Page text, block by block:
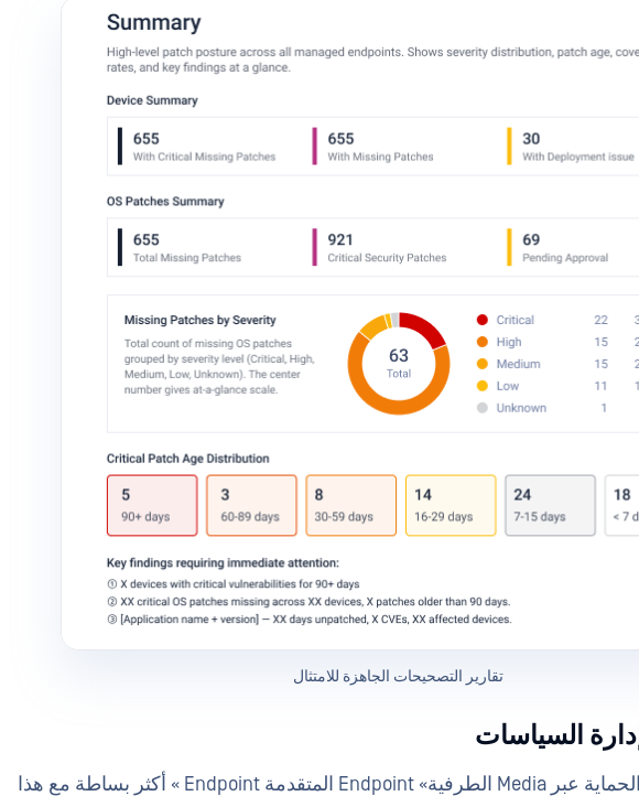
تقارير التصحيحات الجاهزة للامتثال
السياسات
أصبح إدارة سياسات الحماية عبر Media الطرفية» Endpoint المتقدمة Endpoint » أكثر بساطة مع هذا